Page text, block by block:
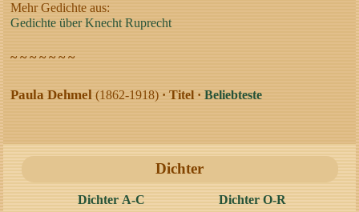
Mehr Gedichte aus:
Gedichte über Knecht Ruprecht
~ ~ ~ ~ ~ ~ ~
Paula Dehmel(1862-1918) · Titel ·Beliebteste
Dichter
Dichter A-C
Dichter O-R